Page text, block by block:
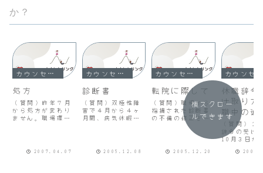
か？
カウンセリング
処方
（質問）昨年７月
から処方が変わり
ません。職場環境
ようだと話して
も、いつも処方が
2007.04.07
カウンセリング
診断書
（質問）双極性障
害で４月から４ヶ
月間、病気休暇を
勤務を１ヶ月続
け、９月中旬から
2005.12.08
カウンセリング
転院に際して
（質問）職場から
指摘された診断書
の不備の修正をお
願いしたら、受付
の女性事務員さん
に前の診断書をみ
て１枚まるまる書
かせました。転院
2005.12.20
休職辞令
け取り方
職中の過
方（質問）
辞令の受け
10月３日か
ます。休職
横スクロー
ルできます